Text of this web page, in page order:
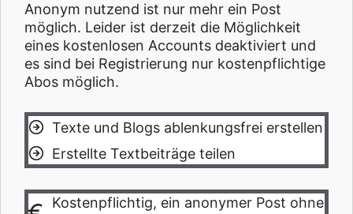
Anonym nutzend ist nur mehr ein Post
möglich. Leider ist derzeit die Möglichkeit
eines kostenlosen Accounts deaktiviert und
es sind bei Registrierung nur kostenpflichtige
Abos möglich.
Texte und Blogs ablenkungsfrei erstellen
Erstellte Textbeiträge teilen
Kostenpflichtig, ein anonymer Post ohne